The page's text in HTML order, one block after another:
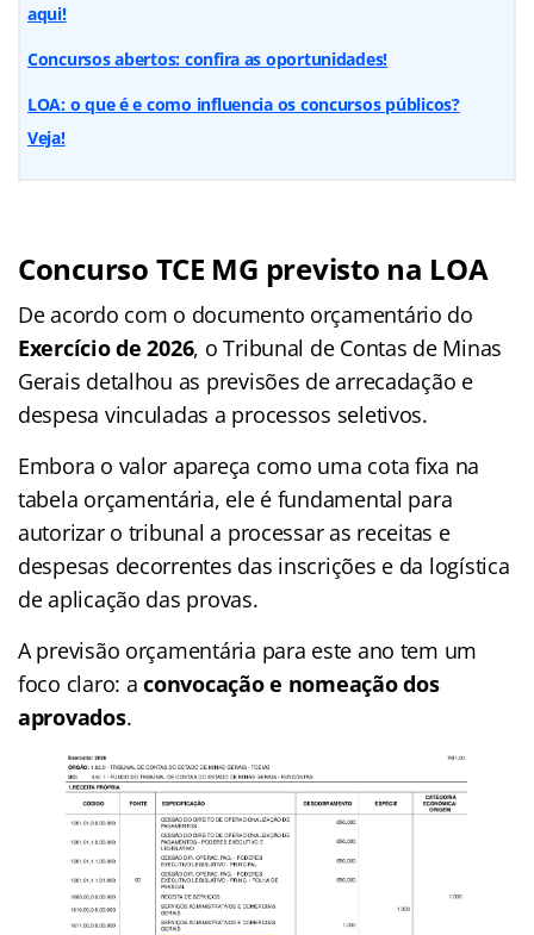
aqui!
Concursos abertos: confira as oportunidades!
LOA: o que é e como influencia os concursos públicos?
Veja!
Concurso TCE MG previsto na LOA
De acordo com o documento orçamentário do
Exercício de 2026, o Tribunal de Contas de Minas
Gerais detalhou as previsões de arrecadação e
despesa vinculadas a processos seletivos.
Embora o valor apareça como uma cota fixa na
tabela orçamentária, ele é fundamental para
autorizar o tribunal a processar as receitas e
despesas decorrentes das inscrições e da logística
de aplicação das provas.
A previsão orçamentária para este ano tem um
foco claro: aconvocação e nomeação dos
aprovados.